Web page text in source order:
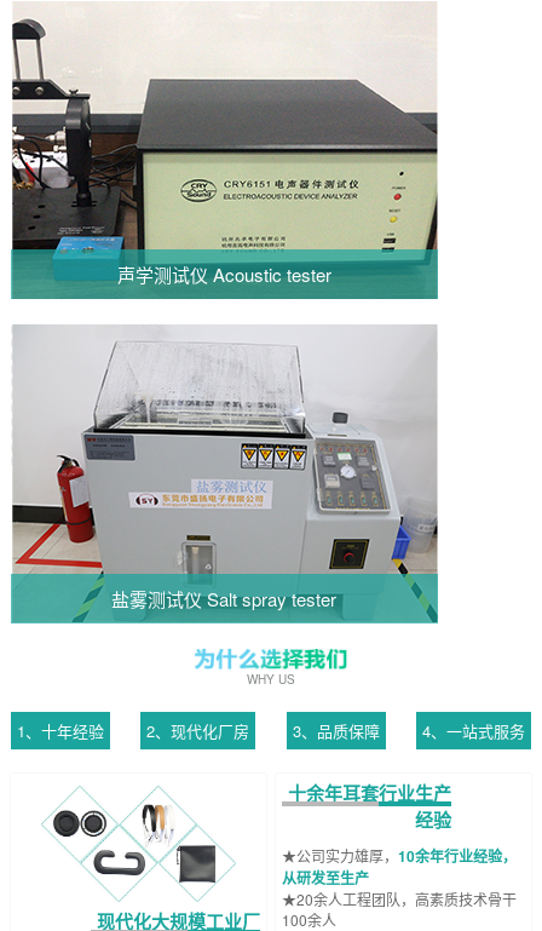
声学测试仪 Acoustic tester
盐雾测试仪 Salt spray tester
WHY US
1、十年经验 2、现代化厂房 3、品质保障 4、一站式服务
现代化大规模工业厂
十余年耳套行业生产
经验
★公司实力雄厚，10余年行业经验，
从研发至生产
★20余人工程团队，高素质技术骨干
100余人